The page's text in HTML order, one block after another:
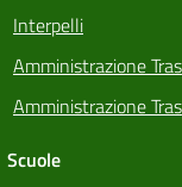
Interpelli
Amministrazione
Amministrazione
Scuole